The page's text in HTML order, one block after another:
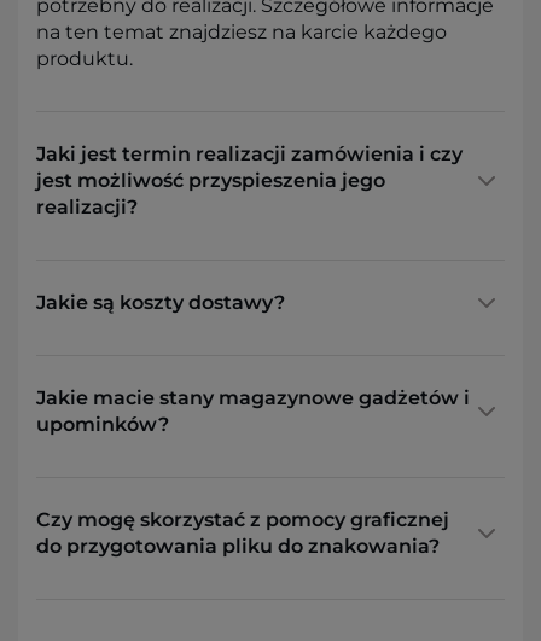
potrzebny do realizacji. Szczegółowe informacje
na ten temat znajdziesz na karcie każdego
produktu.
Jaki jest termin realizacji zamówienia i czy
jest możliwość przyspieszenia jego
realizacji?
Jakie są koszty dostawy?
Jakie macie stany magazynowe gadżetów i
upominków?
Czy mogę skorzystać z pomocy graficznej
do przygotowania pliku do znakowania?